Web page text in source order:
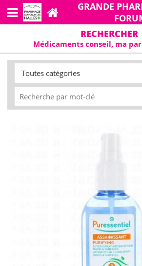
GRANDE
RECHERCHER
Médicaments conseil, ma